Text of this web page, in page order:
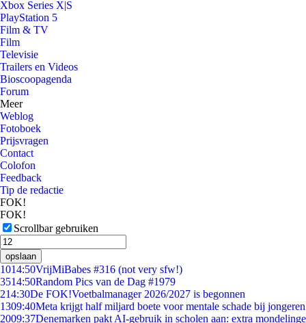
Xbox Series X|S
PlayStation 5
Film & TV
Film
Televisie
Trailers en Videos
Bioscoopagenda
Forum
Meer
Weblog
Fotoboek
Prijsvragen
Contact
Colofon
Feedback
Tip de redactie
FOK!
FOK!
Scrollbar gebruiken
opslaan
1014:50VrijMiBabes #316 (not very sfw!)
3514:50Random Pics van de Dag #1979
214:30De FOK!Voetbalmanager 2026/2027 is begonnen
1309:40Meta krijgt half miljard boete voor mentale schade bij jongeren
2009:37Denemarken pakt AI-gebruik in scholen aan: extra mondelinge